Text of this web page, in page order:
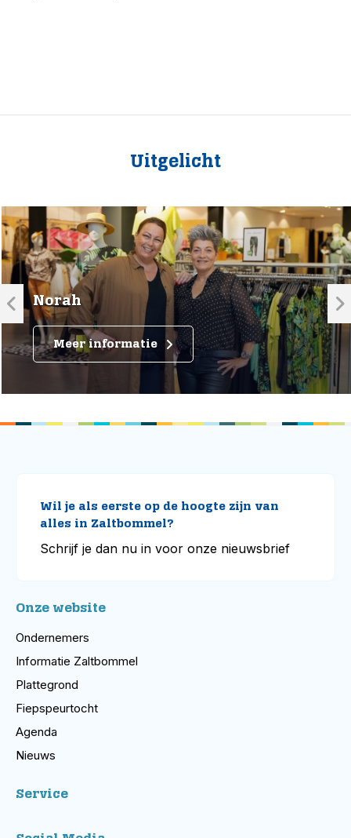
Uitgelicht
Norah
Meer informatie
Wil je als eerste op de hoogte zijn van
alles in Zaltbommel?
Schrijf je dan nu in voor onze nieuwsbrief
Onze website
Ondernemers
Informatie Zaltbommel
Plattegrond
Fiepspeurtocht
Agenda
Nieuws
Service